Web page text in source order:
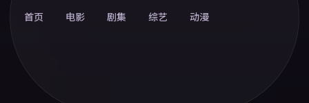
首页 电影 剧集 综艺 动漫